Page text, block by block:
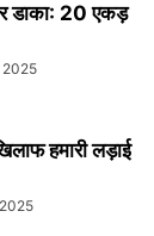
डाका: 20 एकड़
2025
हमारी लड़ाई